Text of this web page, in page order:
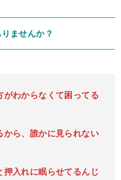
ませんか？
がわからなくて困ってる
から、誰かに見られない
押入れに眠らせてるんじ